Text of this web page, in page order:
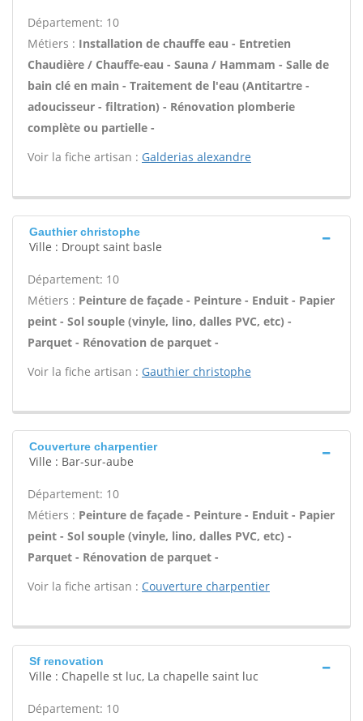
Département: 10
Métiers : Installation de chauffe eau - Entretien
Chaudière / Chauffe-eau - Sauna / Hammam - Salle de
bain clé en main - Traitement de l'eau (Antitartre -
adoucisseur - filtration) - Rénovation plomberie
complète ou partielle -
Voir la fiche artisan : Galderias alexandre
Gauthier christophe
Ville : Droupt saint basle
Département: 10
Métiers : Peinture de façade - Peinture - Enduit - Papier
peint - Sol souple (vinyle, lino, dalles PVC, etc) -
Parquet - Rénovation de parquet -
Voir la fiche artisan : Gauthier christophe
Couverture charpentier
Ville : Bar-sur-aube
Département: 10
Métiers : Peinture de façade - Peinture - Enduit - Papier
peint - Sol souple (vinyle, lino, dalles PVC, etc) -
Parquet - Rénovation de parquet -
Voir la fiche artisan : Couverture charpentier
Sf renovation
Ville : Chapelle st luc, La chapelle saint luc
Département: 10